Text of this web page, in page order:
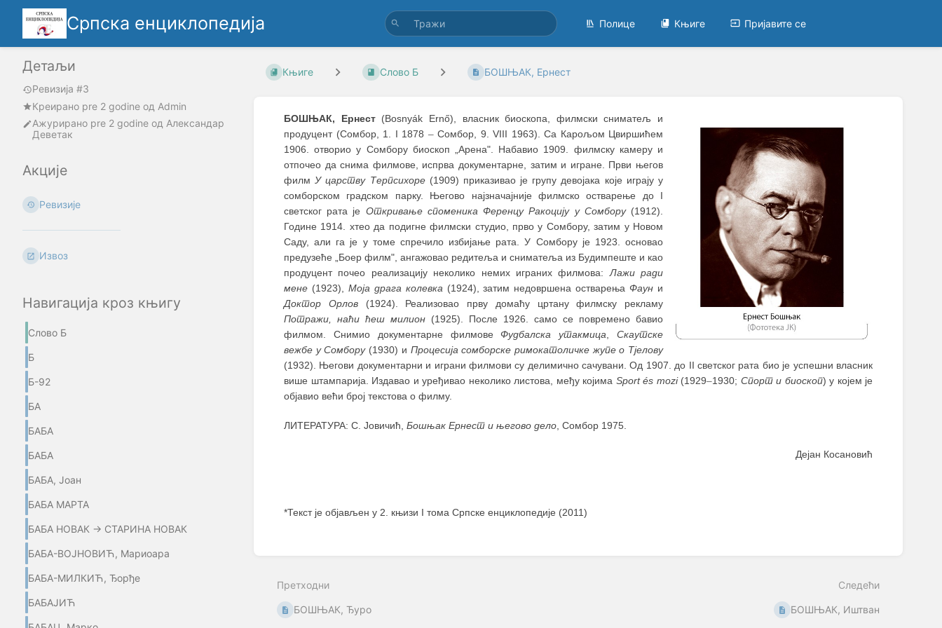
Српска енциклопедија Полице Књиге Пријавите се
Детаљи
Ревизија #3
Креирано pre 2 godine oд Admin
Ажурирано pre 2 godine од Александар
Деветак
Акције
Ревизије
Извоз
Навигација кроз књигу
Слово Б
Б
Б-92
БА
БАБА
БАБА
БАБА, Јоан
БАБА МАРТА
БАБА НОВАК → СТАРИНА НОВАК
БАБА-ВОЈНОВИЋ, Мариоара
БАБА-МИЛКИЋ, Ђорђе
БАБАЈИЋ
Књиге Слово Б БОШЊАК, Ернест
БОШЊАК, Ернест(Bosnyák Ernő), власник биоскопа, филмски сниматељ и
продуцент (Сомбор, 1. I 1878 –Сомбор, 9. VIII 1963). Са Карољом Цвиршићем
1906. отворио у Сомбору биоскоп „Арена". Набавио 1909. филмску камеру и
отпочео да снима филмове, испрва документарне, затим и игране. Први његов
филмУ царству Терпсихоре(1909) приказивао је групу девојака које играју у
сомборском градском парку. Његово најзначајније филмско остварење до I
светског рата је Откривање споменика Ференцу Ракоцију у Сомбору(1912).
Године 1914. хтео да подигне филмски студио, прво у Сомбору, затим у Новом
Саду, али га је у томе спречило избијање рата. У Сомбору је 1923. основао
предузеће „Боер филм", ангажовао редитеља и сниматеља из Будимпеште и као
продуцент почео реализацију неколико немих играних филмова:Лажи ради
мене (1923), Моја драга колевка(1924), затим недовршена остварењаФаун и
Доктор Орлов(1924). Реализовао прву домаћу цртану филмску рекламу
Потражи, наћи ћеш милион (1925). После 1926. само се повремено бавио
филмом. Снимио документарне филмовеФудбалска утакмица,Скаутске
вежбе у Сомбору(1930) и Процесија сомборске римокатоличке жупе о Тјелову
(1932). Његови документарни и играни филмови су делимично сачувани. Од 1907. до II светског рата био је успешни власник
више штампарија. Издавао и уређивао неколико листова, међу којима Sport és mozi(1929–1930; Спорт и биоскоп) у којем је
објавио већи број текстова о филму.
ЛИТЕРАТУРА: С. Јовичић, Бошњак Ернест и његово дело , Сомбор 1975.
Дејан Косановић
*Текст је објављен у 2. књизи I тома Српске енциклопедије (2011)
Претходни
БОШЊАК, Ђуро
Следећи
БОШЊАК, Иштван